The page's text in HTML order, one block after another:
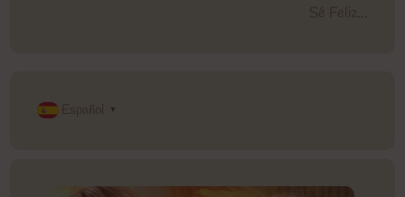
Sé Feliz…
Español ▼